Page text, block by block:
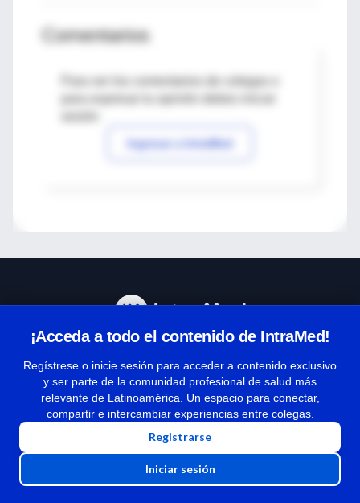
Comentarios
Para ver los comentarios de colegas o
Ingresar a IntraMed
¡Acceda a todo el contenido de IntraMed!
Regístrese o inicie sesión para acceder a contenido exclusivo
y ser parte de la comunidad profesional de salud más
relevante de Latinoamérica. Un espacio para conectar,
compartir e intercambiar experiencias entre colegas.
Registrarse
Iniciar sesión
Términos y condiciones
| Políticas de privacidad
| Todos los derechos reservados | Copyright 1997-2026